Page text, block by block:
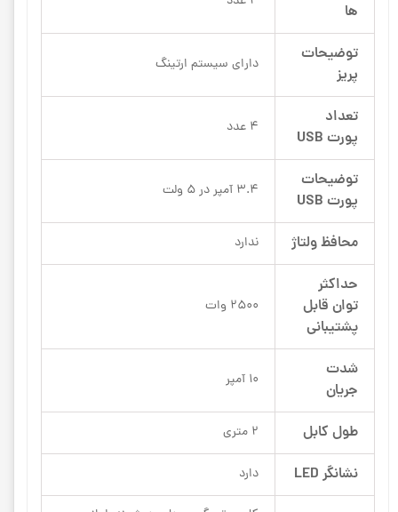
ها
توضیحات
پریز
دارای سیستم ارتینگ
تعداد
پورت USB
4 عدد
توضیحات
پورت USB
3.4 آمپر در 5 ولت
محافظ ولتاژ ندارد
حداکثر
توان قابل
پشتیبانی
2500 وات
شدت
جریان
10 آمپر
طول کابل 2 متری
نشانگر LED دارد